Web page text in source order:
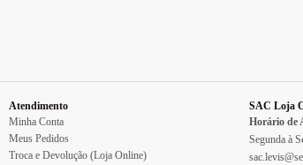
Atendimento
Minha Conta
Meus Pedidos
Troca e Devolução (Loja Online)
SAC Loja
Horário de
Segunda à